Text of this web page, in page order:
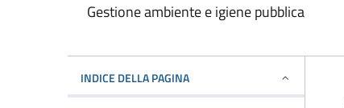
Gestione ambiente e igiene pubblica
INDICE DELLA PAGINA